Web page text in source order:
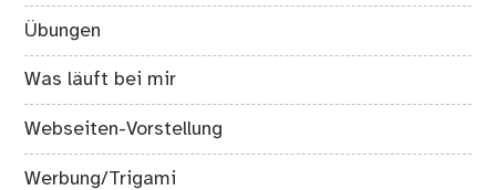
Übungen
Was läuft bei mir
Webseiten-Vorstellung
Werbung/Trigami